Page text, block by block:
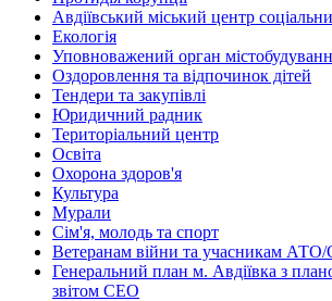
Авдіївський міський центр
Екологія
Уповноважений орган
Оздоровлення та відпочинок дітей
Тендери та закупівлі
Юридичний радник
Територіальний центр
Освіта
Охорона здоров'я
Культура
Мурали
Сім'я, молодь та спорт
Ветеранам війни та учасникам
Генеральний план м. Авдіївка з
звітом СЕО